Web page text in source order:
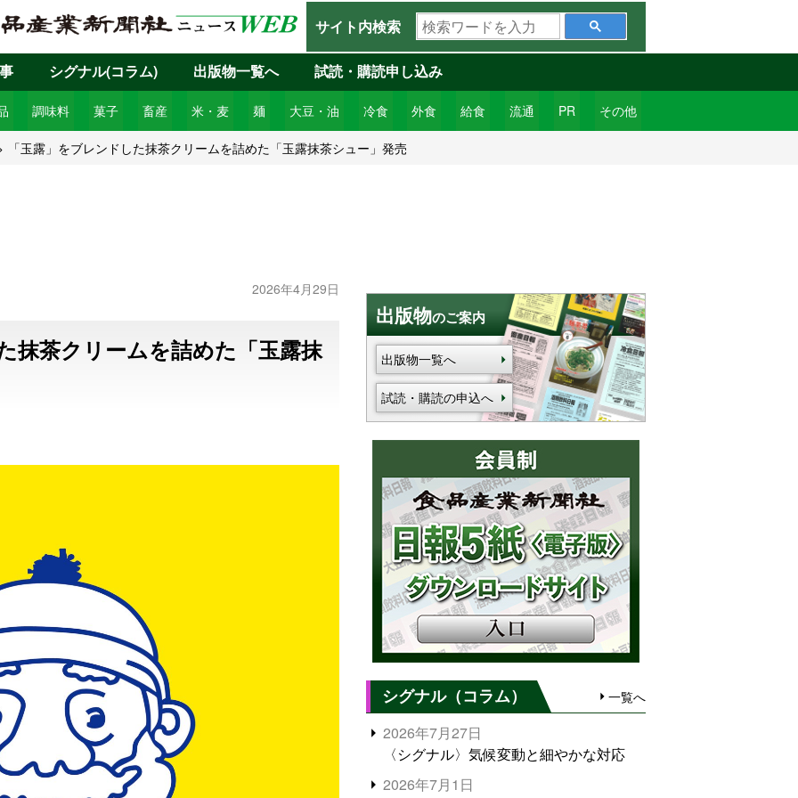
サイト内検索
検
索
ワ
ー
ド
を
調味料 菓子 畜産 米・麦 麺 大豆・油 冷食 外食 給食 流通 PR その他
シグナル(コラム) 出版物一覧へ 試読・購読申し込み
「玉露」をブレンドした抹茶クリームを詰めた「玉露抹茶シュー」発売
2026年4月29日
抹茶クリームを詰めた「玉露抹
出版物のご案内
出版物一覧へ
試読・購読の申込へ
シグナル（コラム） 一覧へ
2026年7月27日
〈シグナル〉気候変動と細やかな対応
2026年7月1日